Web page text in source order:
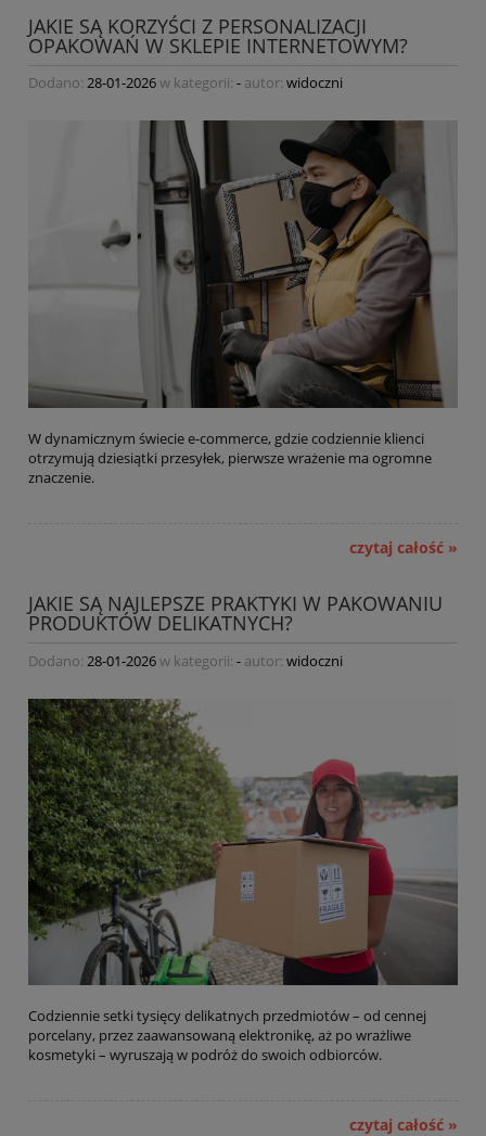
JAKIE SĄ KORZYŚCI Z PERSONALIZACJI
OPAKOWAŃ W SKLEPIE INTERNETOWYM?
Dodano: 28-01-2026w kategorii: - autor: widoczni
W dynamicznym świecie e-commerce, gdzie codziennie klienci
otrzymują dziesiątki przesyłek, pierwsze wrażenie ma ogromne
znaczenie.
czytaj całość »
JAKIE SĄ NAJLEPSZE PRAKTYKI W PAKOWANIU
PRODUKTÓW DELIKATNYCH?
Dodano: 28-01-2026w kategorii: - autor: widoczni
Codziennie setki tysięcy delikatnych przedmiotów – od cennej
porcelany, przez zaawansowaną elektronikę, aż po wrażliwe
kosmetyki – wyruszają w podróż do swoich odbiorców.
czytaj całość »